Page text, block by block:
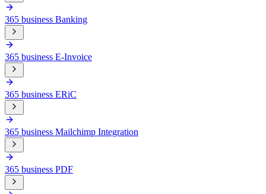
365 business Banking
365 business E-Invoice
365 business ERiC
365 business Mailchimp Integration
365 business PDF